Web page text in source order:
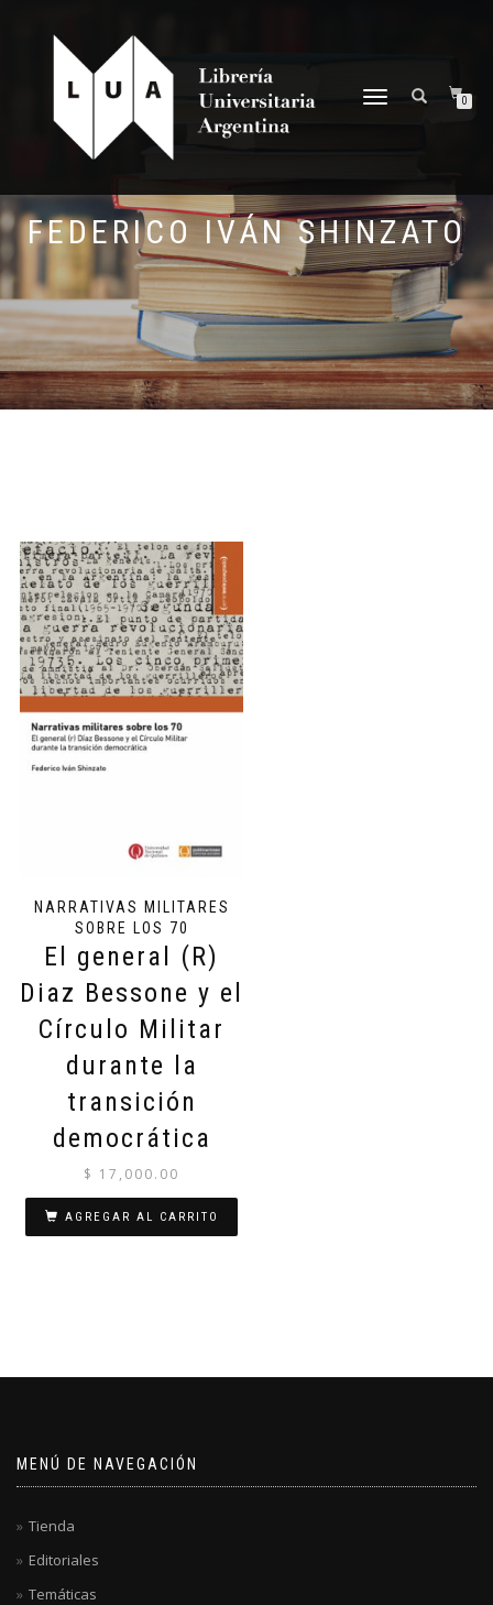
NAVEGACIÓN
0
FEDERICO IVÁN SHINZATO
NARRATIVAS MILITARES
SOBRE LOS 70
El general (R)
Diaz Bessone y el
Círculo Militar
durante la
transición
democrática
$ 17,000.00
AGREGAR AL CARRITO
MENÚ DE NAVEGACIÓN
Tienda
Editoriales
Temáticas